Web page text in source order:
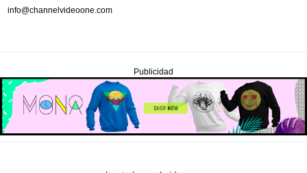
info@channelvideoone.com
Publicidad